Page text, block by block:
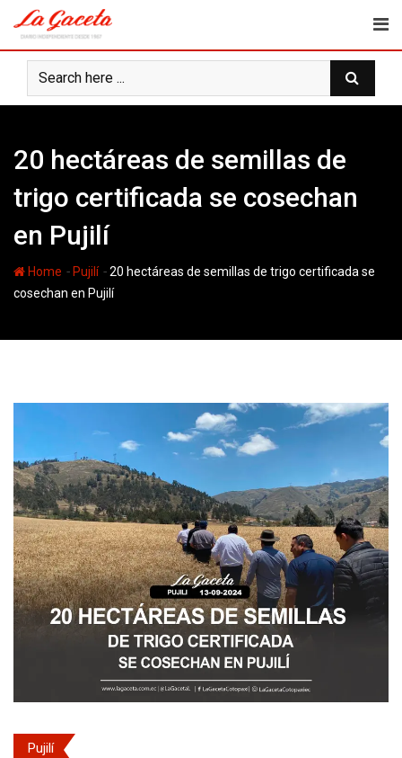
content
20 hectáreas de semillas de
trigo certificada se cosechan
en Pujilí
Home - Pujilí-20 hectáreas de semillas de trigo certificada se
cosechan en Pujilí
Pujilí